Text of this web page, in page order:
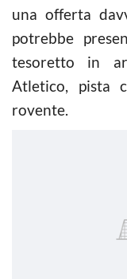
una offerta
potrebbe
tesoretto in
Atletico, pista
rovente.